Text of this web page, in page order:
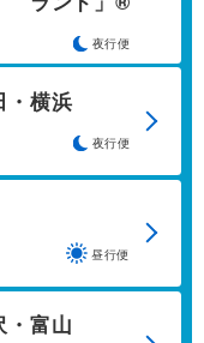
夜行便
・横浜
夜行便
昼行便
・富山